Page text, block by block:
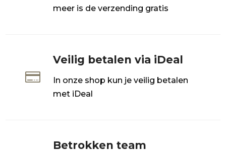
meer is de verzending gratis

Veilig betalen via iDeal
In onze shop kun je veilig betalen
met iDeal
Betrokken team